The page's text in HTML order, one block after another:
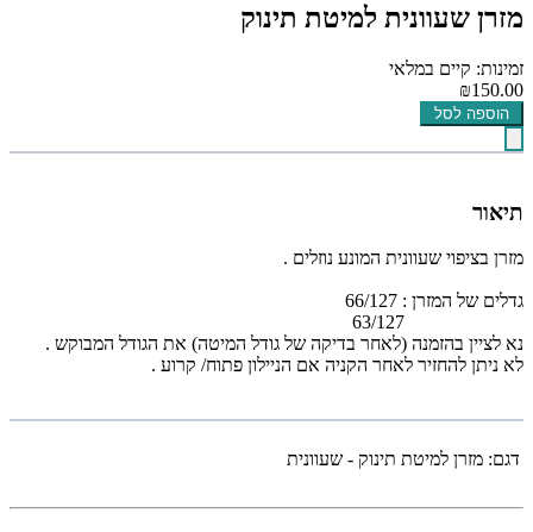
מזרן שעוונית למיטת תינוק
זמינות: קיים במלאי
₪150.00
הוספה לסל
תיאור
מזרן בציפוי שעוונית המונע נוזלים .
גדלים של המזרן : 66/127
נא לציין בהזמנה (לאחר בדיקה של גודל המיטה) את הגודל המבוקש .
לא ניתן להחזיר לאחר הקניה אם הניילון פתוח/ קרוע .
דגם: מזרן למיטת תינוק - שעוונית